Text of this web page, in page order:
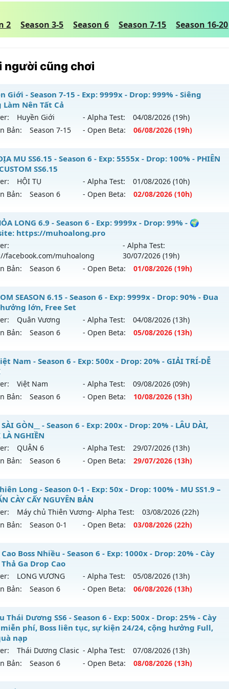
2 Season 3-5 Season 6 Season 7-15 Season 16-20
người cũng chơi
Giới - Season 7-15 - Exp: 9999x - Drop: 999% - Siêng
Làm Nên Tất Cả
Huyền Giới - Alpha Test: 04/08/2026 (19h)
Bản:
Season 7-15 - Open Beta: 06/08/2026 (19h)
Giới - Siêng Năng Làm Nên Tất Cả
mới ra tháng 08 2026 - Mở máy chủHuyền Giới
9999x - Drop: 999%
loại: Mu Custom thêm đồ mới
Anti
MU SS6.15 - Season 6 - Exp: 5555x - Drop: 100% - PHIÊN
SS6.15
HỘI TỤ - Alpha Test: 01/08/2026 (10h)
Bản:
Season 6 - Open Beta: 02/08/2026 (10h)
ĐỊA MU SS6.15 - PHIÊN BẢN CUSTOM SS6.15
mới ra tháng 08 2026 - Mở máy chủ
HỘI TỤ
5555x - Drop: 100%
loại: Mu Custom thêm đồ mới
SPK
LONG 6.9 - Season 6 - Exp: 9999x - Drop: 99% - 🌍
https://muhoalong.pro
facebook.com/muhoalong
- Alpha Test:
30/07/2026 (19h)
Bản:
Season 6 - Open Beta: 01/08/2026 (19h)
LONG 6.9 - 🌍 Website: https://muhoalong.pro
ra tháng 08 2026 - Mở máy chủ https://facebook.com/
01/08/2626
Non Reset
Mu Nguyên bản Webzen
XShield
SEASON 6.15 - Season 6 - Exp: 9999x - Drop: 90% - Đua
lớn, Free Set
Quân Vương - Alpha Test: 04/08/2026 (13h)
Bản:
Season 6 - Open Beta: 05/08/2026 (13h)
SEASON 6.15 - Đua Top thưởng lớn, Free Set
mới ra tháng 08 2026 - Mở máy chủQuân Vương
vào
9999x - Drop: 90%
loại: Mu Bán Đồ Full Trong Shop
Phoenix Season 6.15
Nam - Season 6 - Exp: 500x - Drop: 20% - GIẢI TRÍ-DỄ
Việt Nam - Alpha Test: 09/08/2026 (09h)
Bản:
Season 6 - Open Beta: 10/08/2026 (13h)
Việt Nam - GIẢI TRÍ-DỄ CHƠI
mới ra tháng 08 2026 - Mở máy chủViệt Namvào 13h
500x - Drop: 20%
loại: Mu Nguyên bản Webzen
PRO
SÀI GÒN__ - Season 6 - Exp: 200x - Drop: 20% - LÂU DÀI,
LÀ NGHIỀN
QUẬN 6 - Alpha Test: 29/07/2026 (13h)
Bản:
Season 6 - Open Beta: 29/07/2026 (13h)
SÀI GÒN__ - LÂU DÀI, CHƠI LÀ NGHIỀN
mới ra tháng 07 2026 - Mở máy chủQUẬN 6vào 13h ngày
200x - Drop: 20%
loại: Mu Nguyên bản Webzen
AntiShark
Long - Season 0-1 - Exp: 50x - Drop: 100% - MU SS1.9 –
CÀY CẤY NGUYÊN BẢN
Máy chủ Thiên Vương- Alpha Test: 03/08/2026 (22h)
Bản:
Season 0-1 - Open Beta: 03/08/2026 (22h)
Long - MU SS1.9 –CHUẨN CÀY CẤY NGUYÊN BẢN
mới ra tháng 08 2026 - Mở máy chủMáy chủ Thiên Vương
2626
reset: Reset In Game
loại: Mu Nguyên bản Webzen
Gameguard
Boss Nhiều - Season 6 - Exp: 1000x - Drop: 20% - Cày
Thả Ga Drop Cao
LONG VƯƠNG - Alpha Test: 05/08/2026 (13h)
Bản:
Season 6 - Open Beta: 06/08/2026 (13h)
Cao Boss Nhiều - Cày Cuốc Thả Ga Drop Cao
mới ra tháng 08 2026 - Mở máy chủ
LONG VƯƠNG
vào
1000x - Drop: 20%
Thái Dương SS6 - Season 6 - Exp: 500x - Drop: 25% - Cày
phí, Boss liên tục, sự kiện 24/24, cộng hưởng Full,
nạp
Thái Dương Clasic - Alpha Test: 07/08/2026 (13h)
Bản:
Season 6 - Open Beta: 08/08/2026 (13h)